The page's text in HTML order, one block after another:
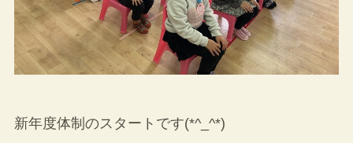
新年度体制のスタートです(*^_^*)